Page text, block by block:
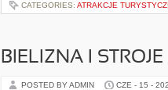
CATEGORIES: ATRAKCJE
BIELIZNA I
POSTED BY ADMIN CZE - 15 -